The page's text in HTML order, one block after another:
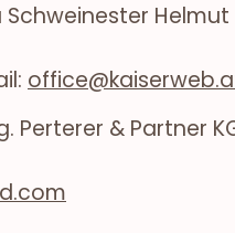
Schweinester Helmut
Perterer & Partner